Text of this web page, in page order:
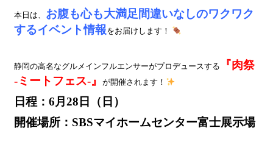
本日は、 お腹も心も大満足間違いなしのワクワク
するイベント情報をお届けします！
静岡の高名なグルメインフルエンサーがプロデュースする
『肉祭
-ミートフェス-』が開催されます！
日程：6月28日（日）
開催場所：SBSマイホームセンター富士展示場